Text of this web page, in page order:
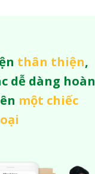
thân thiện,
dễ dàng hoàn
một chiếc